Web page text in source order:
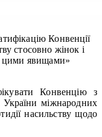
Конвенції
стосовно жінок і
цими явищами»
Конвенцію з
України міжнародних
насильству щодо